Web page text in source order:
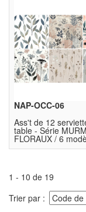
NAP-OCC-06
Ass't de 12
table - Série
FLORAUX / 6
unités ch.
1 - 10 de 19
Trier par